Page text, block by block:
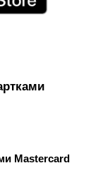
Mastercard